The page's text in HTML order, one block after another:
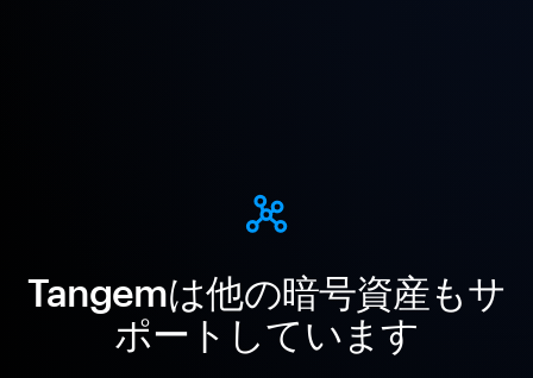
Tangemは他の暗号資産もサ
ポートしています